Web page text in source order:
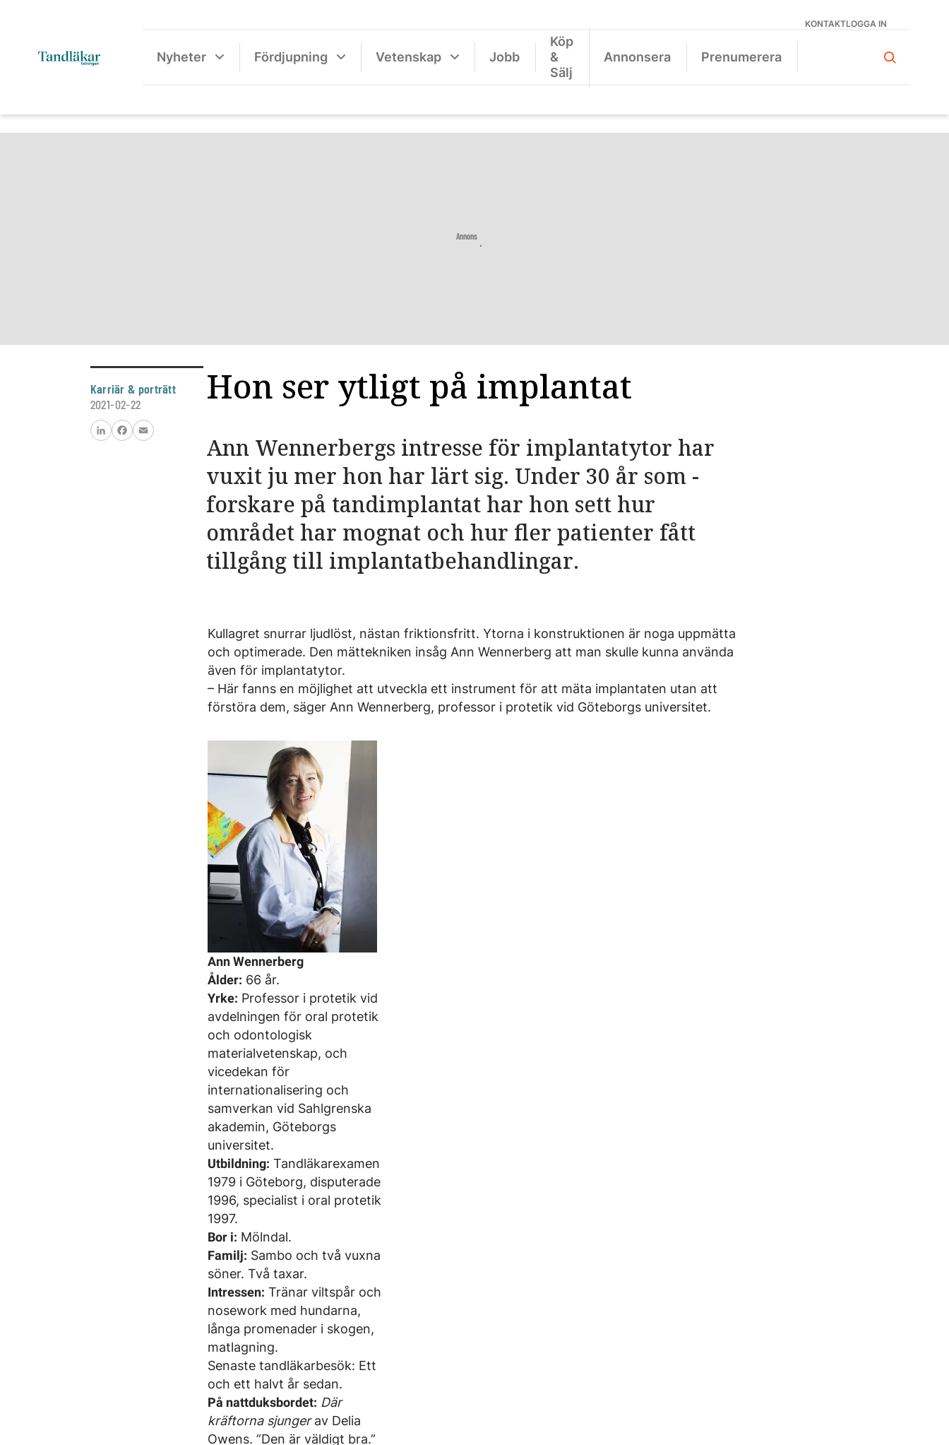
KONTAKTLOGGA IN
Nyheter Fördjupning Vetenskap Jobb
Köp
&
Sälj
Annonsera Prenumerera
Annons
Karriär & porträtt
2021-02-22
FacebookEmail
Hon ser ytligt på implantat
Ann ­Wennerbergs intresse för implantat­ytor har
vuxit ju mer hon har lärt sig. Under 30 år som ­
forskare på tand­implantat har hon sett hur
området har mognat och hur fler patienter fått
tillgång till implantat­behandlingar.
Kullagret snurrar ljudlöst, nästan friktionsfritt. Ytorna i konstruktionen är noga uppmätta
och optimerade. Den mättekniken insåg Ann Wennerberg att man skulle kunna använda
även för implantatytor.
– Här fanns en möjlighet att utveckla ett instrument för att mäta implantaten utan att
förstöra dem, säger Ann Wennerberg, professor i protetik vid Göteborgs universitet.
Ann Wennerberg
Ålder: 66 år.
Yrke: Professor i protetik vid
avdelningen för oral protetik
och odontologisk
materialvetenskap, och
vicedekan för
internationalisering och
samverkan vid Sahl­grenska
akademin, Göteborgs
universitet.
Utbildning: Tandläkarexamen
1979 i Göteborg, disputerade
1996, specialist i oral protetik
1997.
Bor i: Mölndal.
Familj: Sambo och två vuxna
söner. Två taxar.
Intressen: Tränar viltspår och
nosework med hundarna,
långa promenader i skogen,
matlagning.
Senaste ­tandläkarbesök: Ett
och ett halvt år sedan.
På nattduksbordet: Där
kräftorna sjungerav Delia
Owens. ”Den är väldigt bra.”